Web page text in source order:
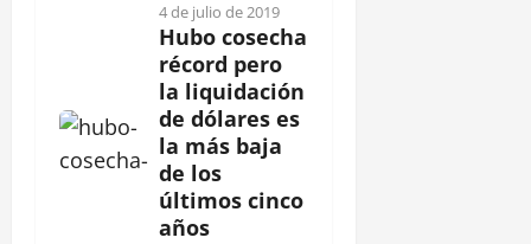
4 de julio de 2019
Hubo cosecha
récord pero
la liquidación
de dólares es
la más baja
de los
últimos cinco
años